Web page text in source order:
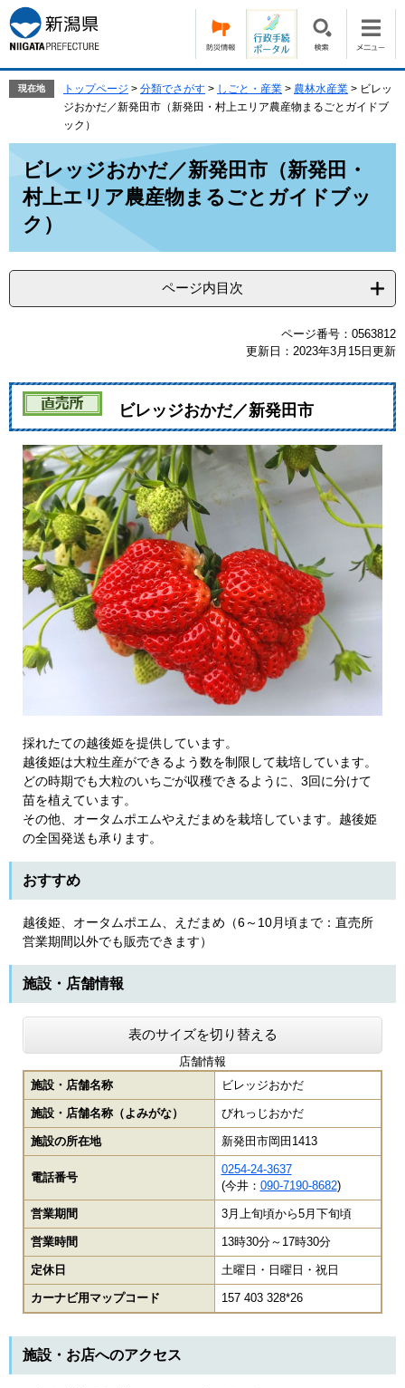
ー
ジ
の
す。
ニ
ュ
ー
し
現在地 トップページ > 分類でさがす > しごと・産業 > 農林水産業 > ビレッ
ジおかだ／新発田市（新発田・村上エリア農産物まるごとガイドブ
ック）
ビレッジおかだ／新発田市（新発田・
村上エリア農産物まるごとガイドブッ
ク）
ページ内目次
ページ番号：0563812
更新日：2023年3月15日更新
ビレッジおかだ／新発田市
採れたての越後姫を提供しています。
越後姫は大粒生産ができるよう数を制限して栽培しています。
どの時期でも大粒のいちごが収穫できるように、3回に分けて
苗を植えています。
その他、オータムポエムやえだまめを栽培しています。越後姫
の全国発送も承ります。
おすすめ
越後姫、オータムポエム、えだまめ（6～10月頃まで：直売所
営業期間以外でも販売できます）
施設・店舗情報​
表のサイズを切り替える
店舗情報
施設・店舗名称
ビレッジおかだ
施設・店舗名称（よみがな） びれっじおかだ
施設の所在地 新発田市岡田1413
電話番号
0254-24-3637
(今井： 090-7190-8682)
営業期間 3月上旬頃から5月下旬頃
営業時間 13時30分～17時30分
定休日 土曜日・日曜日・祝日
カーナビ用マップコード 157 403 328*26
施設・お店へのアクセス